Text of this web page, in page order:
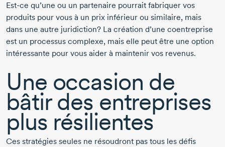
Est-ce qu’une ou un partenaire pourrait fabriquer vos
produits pour vous à un prix inférieur ou similaire, mais
dans une autre juridiction? La création d’une coentreprise
est un processus complexe, mais elle peut être une option
intéressante pour vous aider à maintenir vos revenus.
Une occasion de
bâtir des entreprises
plus résilientes
Ces stratégies seules ne résoudront pas tous les défis